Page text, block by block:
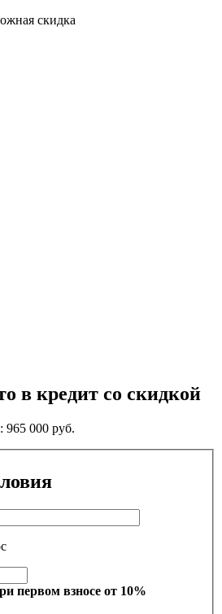
скидка
в кредит со скидкой
965 000 руб.
первом взносе от 10%